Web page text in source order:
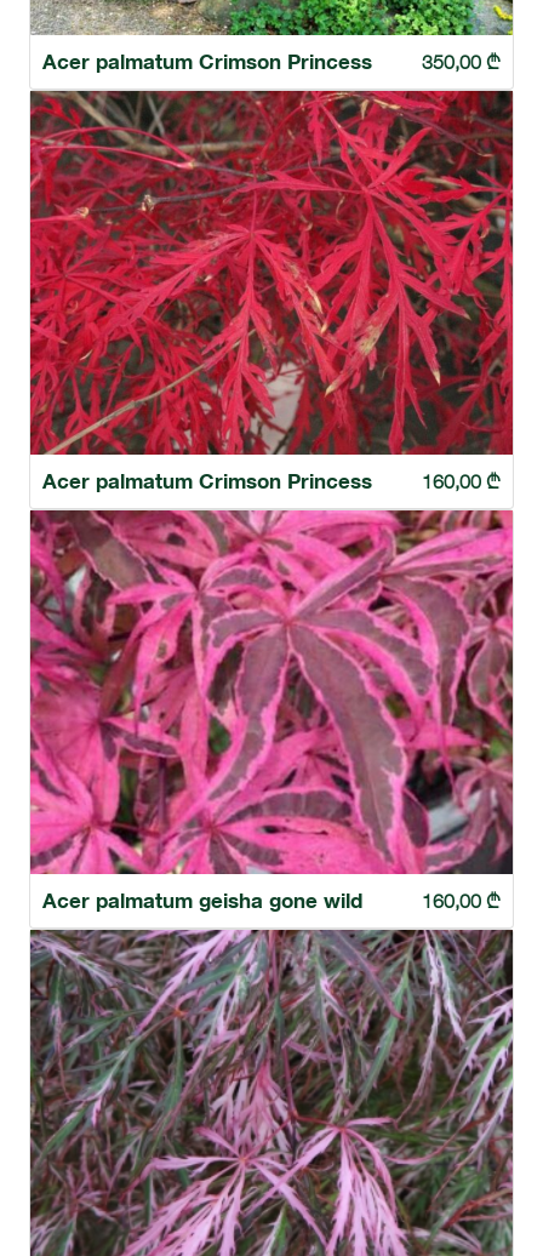
Acer palmatum Crimson Princess 350,00 ₾
Acer palmatum Crimson Princess 160,00 ₾
Acer palmatum geisha gone wild 160,00 ₾